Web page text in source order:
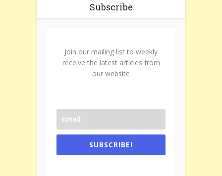
Subscribe
Join our mailing list to weekly
receive the latest articles from
our website
SUBSCRIBE!